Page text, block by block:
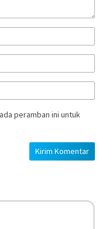
peramban ini untuk